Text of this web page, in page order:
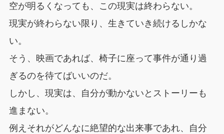
空が明るくなっても、この現実は終わらない。
現実が終わらない限り、生きていき続けるしかな
い。
そう、映画であれば、椅子に座って事件が通り過
ぎるのを待てばいいのだ。
しかし、現実は、自分が動かないとストーリーも
進まない。
例えそれがどんなに絶望的な出来事であれ、自分